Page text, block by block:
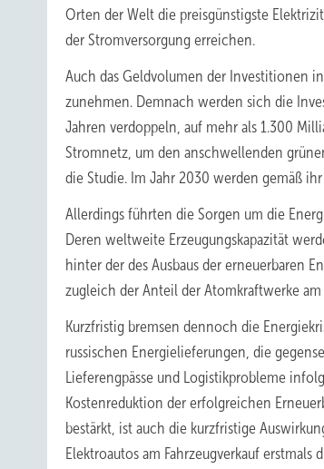
Orten der Welt die preisgünstigste
der Stromversorgung erreichen.
Auch das Geldvolumen der Investitionen
zunehmen. Demnach werden sich die
Jahren verdoppeln, auf mehr als 1.300
Stromnetz, um den anschwellenden
die Studie. Im Jahr 2030 werden gemäß
Allerdings führten die Sorgen um die
Deren weltweite Erzeugungskapazität
hinter der des Ausbaus der erneuerbaren
zugleich der Anteil der Atomkraftwerke
Kurzfristig bremsen dennoch die
russischen Energielieferungen, die
Lieferengpässe und Logistikprobleme
Kostenreduktion der erfolgreichen
bestärkt, ist auch die kurzfristige
Elektroautos am Fahrzeugverkauf